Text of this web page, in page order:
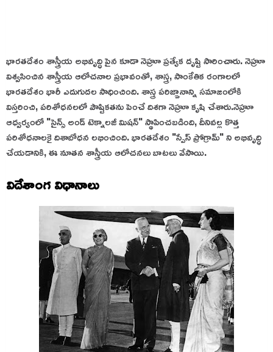
భారతదేశం శాస్త్రీయ అభివృద్ధి పైన కూడా నెహ్రూ ప్రత్యేక దృష్టి సారించారు. నెహ్రూ
విశ్వసించిన శాస్త్రీయ ఆలోచనాల ప్రభావంతో, శాస్త్ర, సాంకేతిక రంగాలలో
భారతదేశం భారీ ఎదుగుదల సాధించింది. శాస్త్ర పరిజ్ఞానాన్ని సమాజంలోకి
విస్తరించి, పరిశోధనలలో పౌష్టికతను పెంచే దిశగా నెహ్రూ కృషి చేశారు.నెహ్రూ
ఆధ్వర్యంలో "సైన్స్ అండ్ టెక్నాలజీ మిషన్" స్థాపించబడింది, దీనివల్ల కొత్త
పరిశోధనాలకై దిశాబోధన లభించింది. భారతదేశం "స్పేస్ ప్రోగ్రామ్" ని అభివృద్ధి
చేయడానికి, ఈ నూతన శాస్త్రీయ ఆలోచనలు బాటలు వేసాయి.
విదేశాంగ విధానాలు